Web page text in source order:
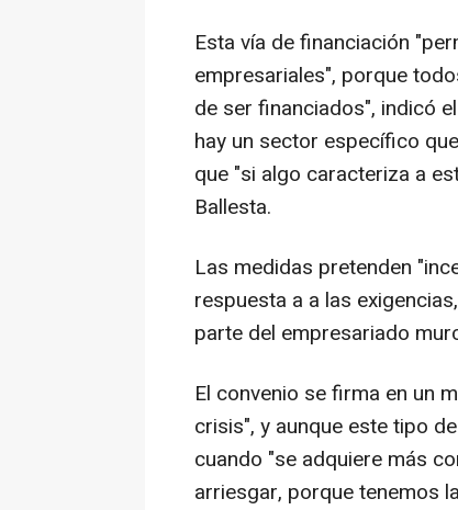
Esta vía de financiación
empresariales", porque
de ser financiados", indicó
hay un sector específico
que "si algo caracteriza a
Ballesta.
Las medidas pretenden
respuesta a a las
parte del empresariado
El convenio se firma en un
crisis", y aunque este tipo
cuando "se adquiere más
arriesgar, porque tenemos